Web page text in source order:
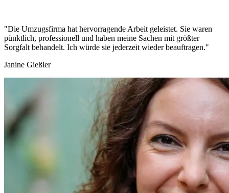
"Die Umzugsfirma hat hervorragende Arbeit geleistet. Sie waren
pünktlich, professionell und haben meine Sachen mit größter
Sorgfalt behandelt. Ich würde sie jederzeit wieder beauftragen."
Janine Gießler